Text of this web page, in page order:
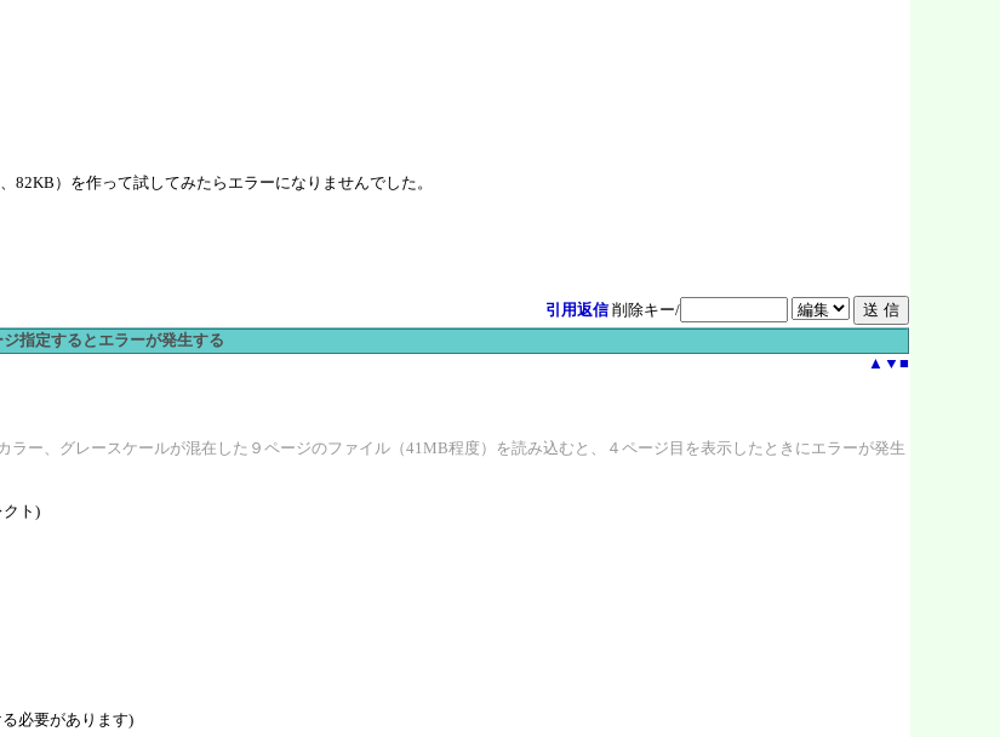
）を作って試してみたらエラーになりませんでした。
引用返信 削除キー/
指定するとエラーが発生する
▲ ▼ ■
ー、グレースケールが混在した９ページのファイル（41MB程度）を読み込むと、４ページ目を表示したときにエラーが発生
クト)
必要があります)